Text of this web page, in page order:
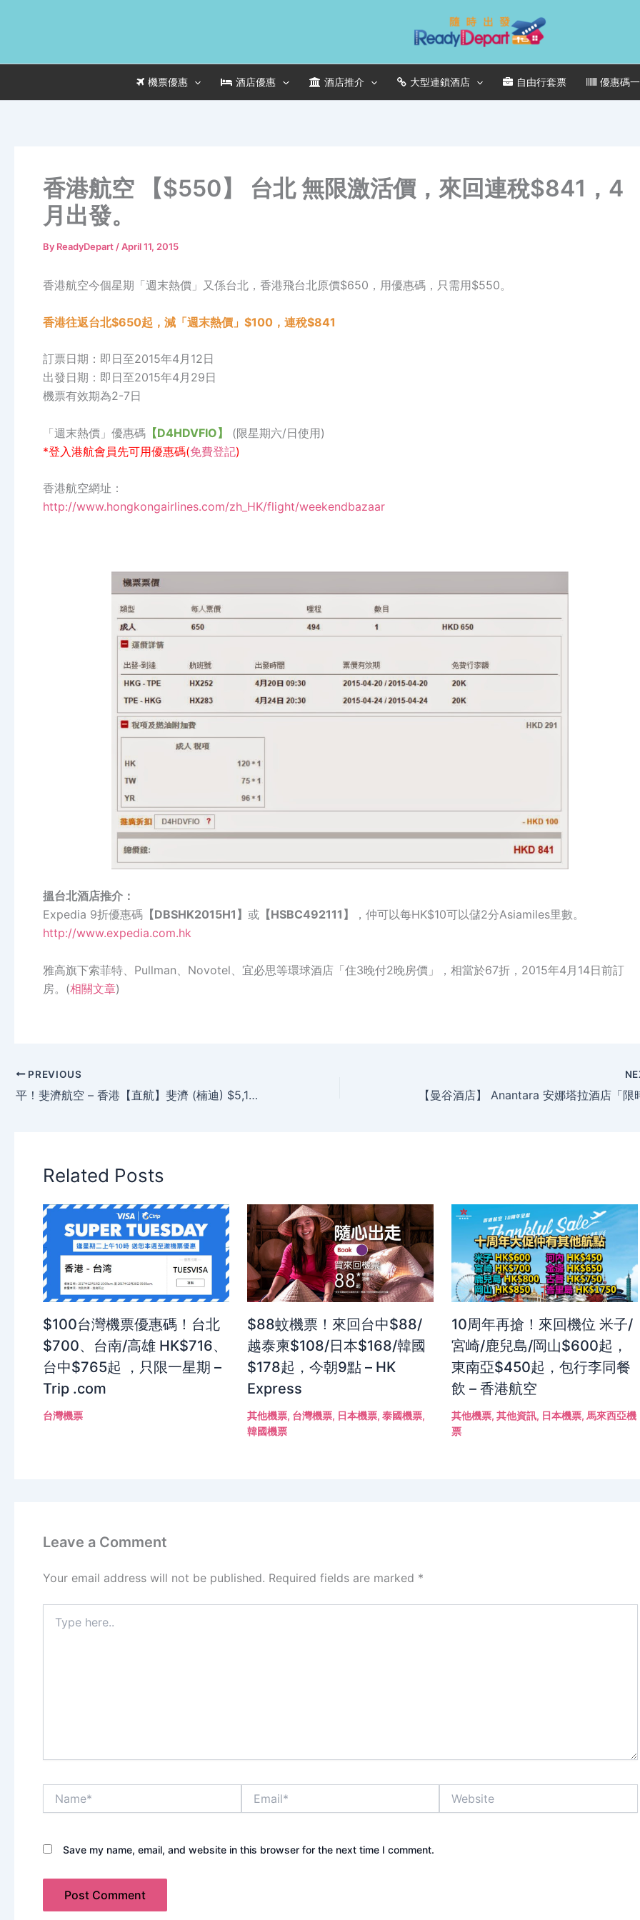
機票優惠 酒店優惠 酒店推介 大型連鎖酒店 自由行套票 優惠碼
香港航空 【$550】 台北 無限激活價，來回連稅$841，4
月出發。
By ReadyDepart /April 11, 2015
香港航空今個星期「週末熱價」又係台北，香港飛台北原價$650，用優惠碼，只需用$550。
香港往返台北$650起，減「週末熱價」$100，連稅$841
訂票日期：即日至2015年4月12日
出發日期：即日至2015年4月29日
機票有效期為2-7日
「週末熱價」優惠碼 【D4HDVFIO】
(限星期六/日使用)
*登入港航會員先可用優惠碼(免費登記)
香港航空網址：
http://www.hongkongairlines.com/zh_HK/flight/weekendbazaar
搵台北酒店推介：
Expedia 9折優惠碼 【DBSHK2015H1】 或 【HSBC492111】
，仲可以每HK$10可以儲2分Asiamiles里數。
http://www.expedia.com.hk
雅高旗下索菲特、Pullman、Novotel、宜必思等環球酒店「住3晚付2晚房價」，相當於67折，2015年4月14日前訂
房。(相關文章)
PREVIOUS
平！斐濟航空 – 香港【直航】斐濟 (楠迪) $5,150起(連稅$6,536)，6月前出發。
Related Posts
$100台灣機票優惠碼！台北
$700、台南/高雄 HK$716、
台中$765起 ，只限一星期 –
Trip .com
台灣機票
$88蚊機票！來回台中$88/
越泰柬$108/日本$168/韓國
$178起，今朝9點 – HK
Express
其他機票, 台灣機票, 日本機票, 泰國機票,
韓國機票
10周年再搶！來回機位 米子/
宮崎/鹿兒島/岡山$600起，
東南亞$450起，包行李同餐
飲 – 香港航空
其他機票, 其他資訊, 日本機票, 馬來西亞機
票
Leave a Comment
Your email address will not be published. Required fields are marked *
here..
Save my name, email, and website in this browser for the next time I comment.